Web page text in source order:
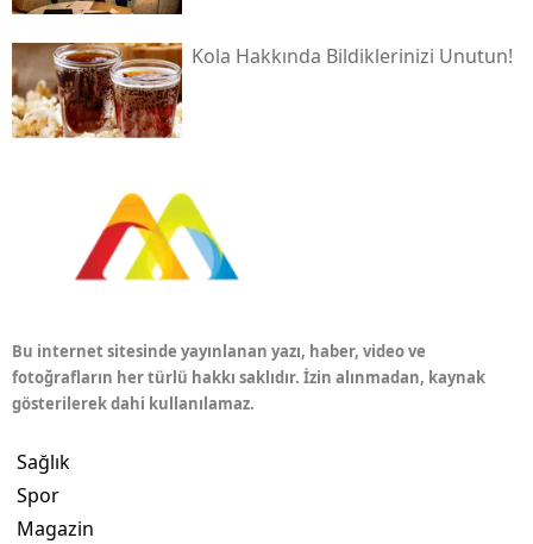
Kola Hakkında Bildiklerinizi Unutun!
Bu internet sitesinde yayınlanan yazı, haber, video ve
fotoğrafların her türlü hakkı saklıdır. İzin alınmadan, kaynak
gösterilerek dahi kullanılamaz.
Sağlık
Spor
Magazin